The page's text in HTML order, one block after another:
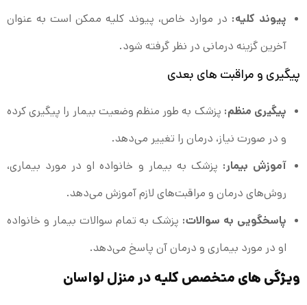
پیوند کلیه:در موارد خاص، پیوند کلیه ممکن است به عنوان
آخرین گزینه درمانی در نظر گرفته شود.
پیگیری و مراقبت‌ های بعدی
پیگیری منظم:پزشک به طور منظم وضعیت بیمار را پیگیری کرده
و در صورت نیاز، درمان را تغییر می‌دهد.
آموزش بیمار:پزشک به بیمار و خانواده او در مورد بیماری،
روش‌های درمان و مراقبت‌های لازم آموزش می‌دهد.
پاسخگویی به سوالات:پزشک به تمام سوالات بیمار و خانواده
او در مورد بیماری و درمان آن پاسخ می‌دهد.
ویژگی‌ های متخصص کلیه در منزل لواسان